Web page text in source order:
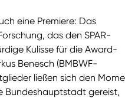
eine Premiere: Das
das den SPAR-
Kulisse für die Award-
Benesch (BMBWF-
ließen sich den
Bundeshauptstadt gereist,